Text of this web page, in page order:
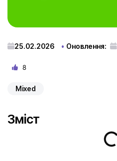
25.02.2026 Оновлення:
8
Mixed
Зміст